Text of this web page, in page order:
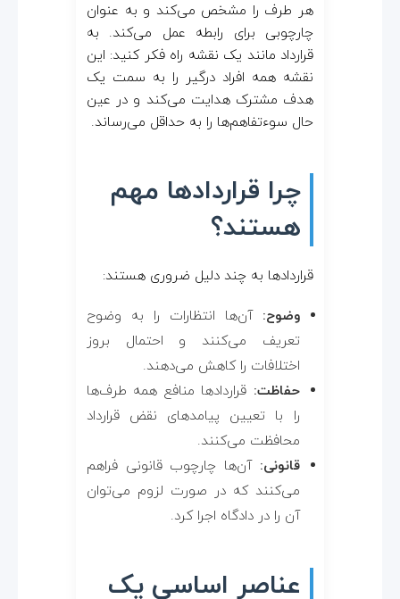
هر طرف را مشخص می‌کند و به عنوان
چارچوبی برای رابطه عمل می‌کند. به
قرارداد مانند یک نقشه راه فکر کنید: این
نقشه همه افراد درگیر را به سمت یک
هدف مشترک هدایت می‌کند و در عین
حال سوءتفاهم‌ها را به حداقل می‌رساند.
چرا قراردادها مهم
هستند؟
قراردادها به چند دلیل ضروری هستند:
وضوح: آن‌ها انتظارات را به وضوح
تعریف می‌کنند و احتمال بروز
اختلافات را کاهش می‌دهند.
حفاظت: قراردادها منافع همه طرف‌ها
را با تعیین پیامدهای نقض قرارداد
محافظت می‌کنند.
قانونی: آن‌ها چارچوب قانونی فراهم
می‌کنند که در صورت لزوم می‌توان
آن را در دادگاه اجرا کرد.
عناصر اساسی یک